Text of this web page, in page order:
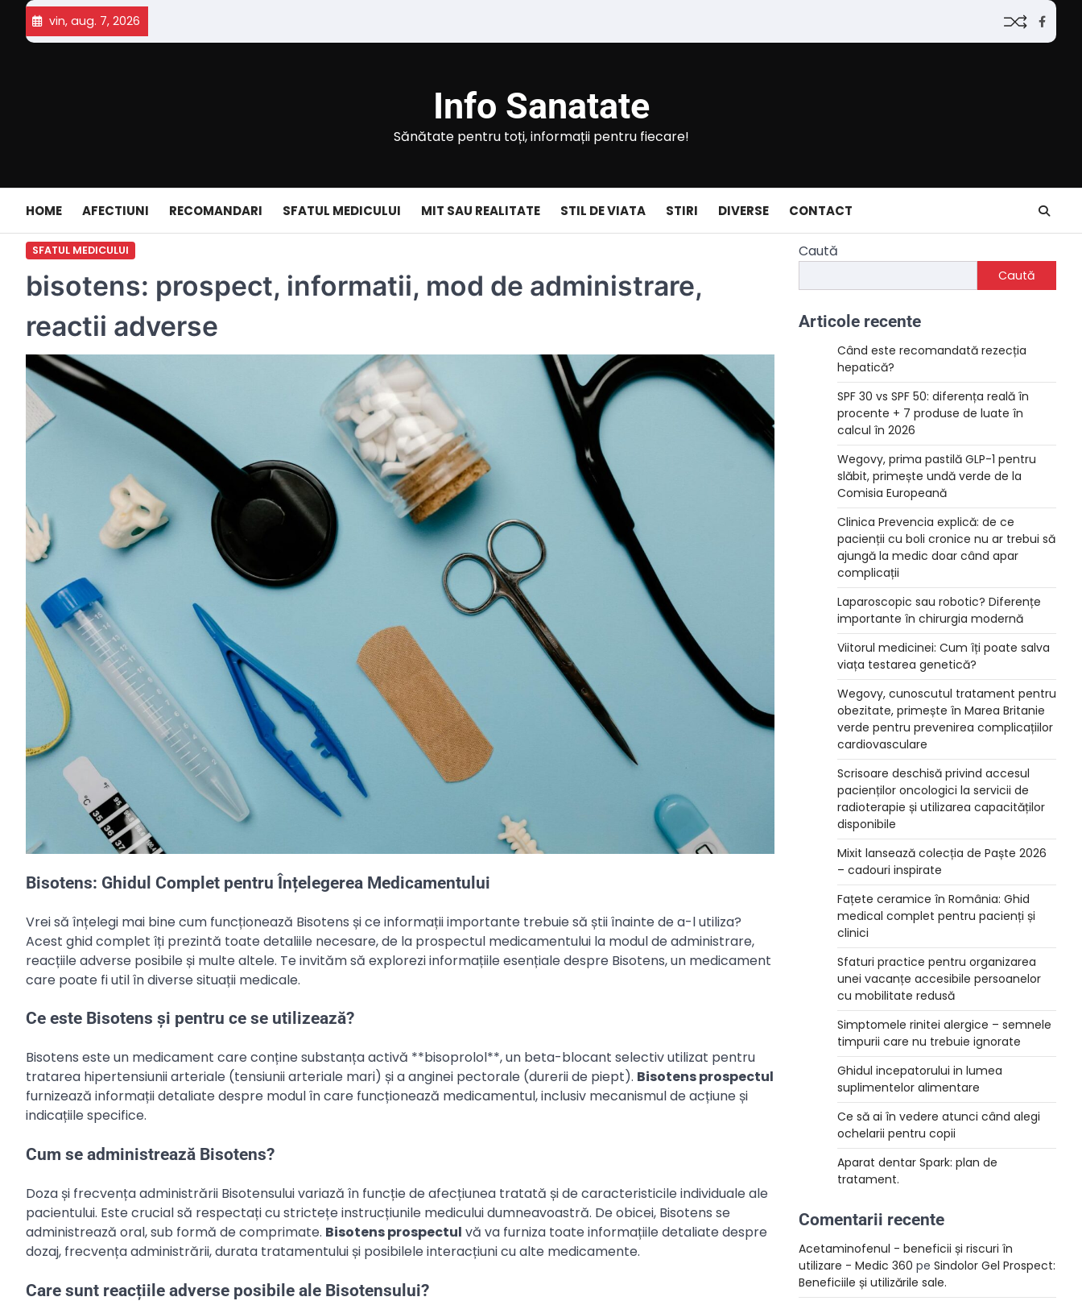
content
vin, aug. 7, 2026
Info Sanatate
Sănătate pentru toți, informații pentru fiecare!
HOME AFECTIUNI RECOMANDARI SFATUL MEDICULUI MIT SAU REALITATE STIL DE VIATA STIRI DIVERSE CONTACT
SFATUL MEDICULUI
bisotens: prospect, informatii, mod de administrare,
reactii adverse
Bisotens: Ghidul Complet pentru Înțelegerea Medicamentului
Vrei să înțelegi mai bine cum funcționează Bisotens și ce informații importante trebuie să știi înainte de a-l utiliza?
Acest ghid complet îți prezintă toate detaliile necesare, de la prospectul medicamentului la modul de administrare,
reacțiile adverse posibile și multe altele. Te invităm să explorezi informațiile esențiale despre Bisotens, un medicament
care poate fi util în diverse situații medicale.
Ce este Bisotens și pentru ce se utilizează?
Bisotens este un medicament care conține substanța activă **bisoprolol**, un beta-blocant selectiv utilizat pentru
tratarea hipertensiunii arteriale (tensiunii arteriale mari) și a anginei pectorale (durerii de piept). Bisotens prospectul
furnizează informații detaliate despre modul în care funcționează medicamentul, inclusiv mecanismul de acțiune și
indicațiile specifice.
Cum se administrează Bisotens?
Doza și frecvența administrării Bisotensului variază în funcție de afecțiunea tratată și de caracteristicile individuale ale
pacientului. Este crucial să respectați cu strictețe instrucțiunile medicului dumneavoastră. De obicei, Bisotens se
administrează oral, sub formă de comprimate. Bisotens prospectul vă va furniza toate informațiile detaliate despre
dozaj, frecvența administrării, durata tratamentului și posibilele interacțiuni cu alte medicamente.
Care sunt reacțiile adverse posibile ale Bisotensului?
Caută
Caută
Articole recente
Când este recomandată rezecția
hepatică?
SPF 30 vs SPF 50: diferența reală în
procente + 7 produse de luate în
calcul în 2026
Wegovy, prima pastilă GLP-1 pentru
slăbit, primește undă verde de la
Comisia Europeană
Clinica Prevencia explică: de ce
pacienții cu boli cronice nu ar trebui să
ajungă la medic doar când apar
complicații
Laparoscopic sau robotic? Diferențe
importante în chirurgia modernă
Viitorul medicinei: Cum îți poate salva
viața testarea genetică?
Wegovy, cunoscutul tratament pentru
obezitate, primește în Marea Britanie
verde pentru prevenirea complicațiilor
cardiovasculare
Scrisoare deschisă privind accesul
pacienților oncologici la servicii de
radioterapie și utilizarea capacităților
disponibile
Mixit lansează colecția de Paște 2026
– cadouri inspirate
Fațete ceramice în România: Ghid
medical complet pentru pacienți și
clinici
Sfaturi practice pentru organizarea
unei vacanțe accesibile persoanelor
cu mobilitate redusă
Simptomele rinitei alergice – semnele
timpurii care nu trebuie ignorate
Ghidul incepatorului in lumea
suplimentelor alimentare
Ce să ai în vedere atunci când alegi
ochelarii pentru copii
Aparat dentar Spark: plan de
tratament.
Comentarii recente
Acetaminofenul - beneficii și riscuri în
utilizare - Medic 360 pe Sindolor Gel Prospect:
Beneficiile și utilizările sale.